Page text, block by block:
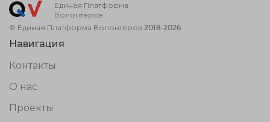
Единая Платформа
Волонтёров
© Единая Платформа Волонтёров 2018-2026
Навигация
Контакты
О нас
Проекты